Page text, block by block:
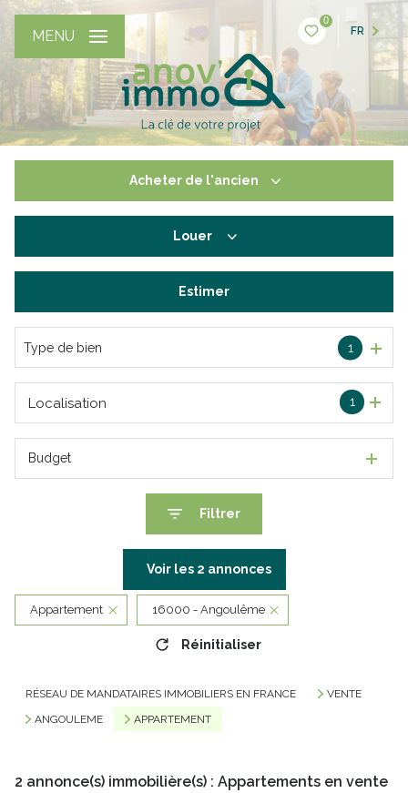
0
FR
MENU
Acheter de l'ancien
De l'immo pro
Louer
De l'immo pro
Estimer
Type de bien 1
1
Localisation
Budget
Filtrer
Voir les 2 annonces
Appartement 16000 - Angoulême
Réinitialiser
RÉSEAU DE MANDATAIRES IMMOBILIERS EN FRANCE
VENTE
ANGOULEME
APPARTEMENT
2 annonce(s) immobilière(s) : Appartements en vente